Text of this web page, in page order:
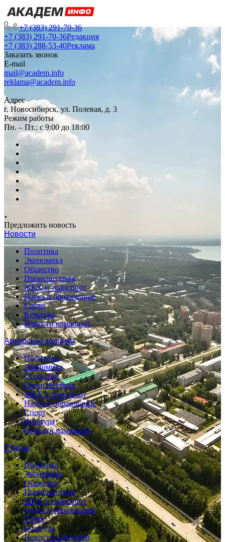
+7 (383) 291-70-36
+7 (383) 291-70-36Редакция
+7 (383) 288-53-40Реклама
Заказать звонок
E-mail
mail@academ.info
reklama@academ.info
Адрес
г. Новосибирск, ул. Полевая, д. 3
Режим работы
Пн. – Пт.: с 9:00 до 18:00
Предложить новость
Новости
Политика
Экономика
Общество
Происшествия
ЖКХ и транспорт
Наука и образование
Спорт
Культура
Новости компаний
Авторские колонки
Политика
Экономика
Общество
Происшествия
ЖКХ и транспорт
Наука и образование
Спорт
Культура
Новости компаний
Статьи
Политика
Экономика
Общество
Происшествия
ЖКХ и транспорт
Наука и образование
Спорт
Культура
Новости компаний